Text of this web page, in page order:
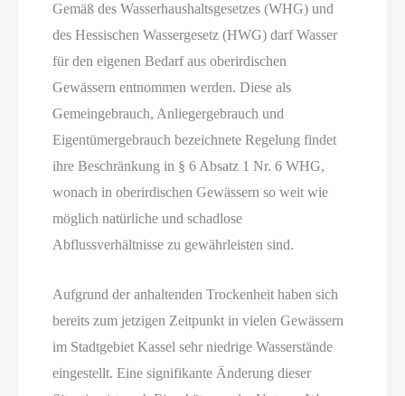
Gemäß des Wasserhaushaltsgesetzes (WHG) und
des Hessischen Wassergesetz (HWG) darf Wasser
für den eigenen Bedarf aus oberirdischen
Gewässern entnommen werden. Diese als
Gemeingebrauch, Anliegergebrauch und
Eigentümergebrauch bezeichnete Regelung findet
ihre Beschränkung in § 6 Absatz 1 Nr. 6 WHG,
wonach in oberirdischen Gewässern so weit wie
möglich natürliche und schadlose
Abflussverhältnisse zu gewährleisten sind.
Aufgrund der anhaltenden Trockenheit haben sich
bereits zum jetzigen Zeitpunkt in vielen Gewässern
im Stadtgebiet Kassel sehr niedrige Wasserstände
eingestellt. Eine signifikante Änderung dieser